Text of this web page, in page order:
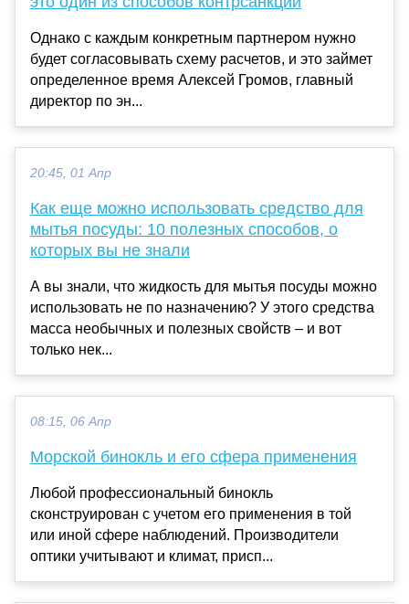
Однако с каждым конкретным партнером нужно
будет согласовывать схему расчетов, и это займет
определенное время Алексей Громов, главный
директор по эн...
20:45, 01 Апр
Как еще можно использовать средство для
мытья посуды: 10 полезных способов, о
которых вы не знали
А вы знали, что жидкость для мытья посуды можно
использовать не по назначению? У этого средства
масса необычных и полезных свойств – и вот
только нек...
08:15, 06 Апр
Морской бинокль и его сфера применения
Любой профессиональный бинокль
сконструирован с учетом его применения в той
или иной сфере наблюдений. Производители
оптики учитывают и климат, присп...